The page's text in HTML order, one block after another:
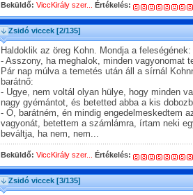
Beküldő: ViccKirály szer... Értékelés:
Zsidó viccek [2/135]
Haldoklik az öreg Kohn. Mondja a feleségének:
- Asszony, ha meghalok, minden vagyonomat
Pár nap múlva a temetés után áll a sírnál
barátnő:
- Ugye, nem voltál olyan hülye, hogy minden
nagy gyémántot, és betetted abba a kis
- Ó, barátném, én mindig engedelmeskedtem
vagyonát, betettem a számlámra, írtam neki
beváltja, ha nem, nem...
Beküldő: ViccKirály szer... Értékelés:
Zsidó viccek [3/135]